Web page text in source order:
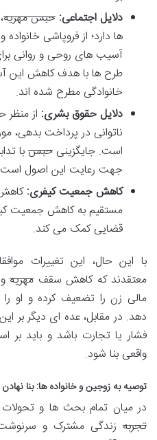
دلایل اجتماعی: حبس مهریه
ها دارد؛ از فروپاشی
آسیب های روحی و روانی
طرح ها با هدف کاهش این
خانوادگی مطرح شده اند.
دلایل حقوق بشری: از منظر
ناتوانی در پرداخت بدهی،
است. جایگزینی حبسبا
جهت رعایت این اصول
کاهش جمعیت کیفری:
مستقیم به کاهش جمعیت
قضایی کمک می کند.
با این حال، این تغییرات
معتقدند که کاهش سقف مهریه
مالی زن را تضعیف کرده و او
دهد. در مقابل، عده ای دیگر بر
فشار یا تجارت باشد و باید
واقعی بنا شود.
توصیه به زوجین و خانواده ها: بنا
در میان تمام بحث ها و تحولات
تجربه زندگی مشترک و سرنوشت